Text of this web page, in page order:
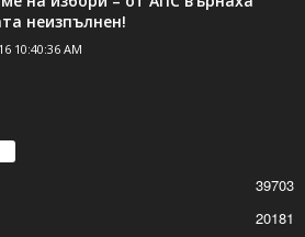
неизпълнен!
10:40:36 AM
39703
20181